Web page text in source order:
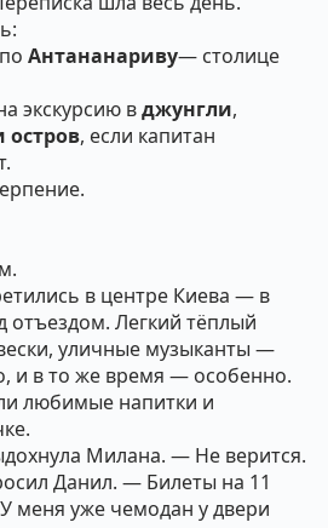
Антананариву— столице
экскурсию вджунгли,
остров, если капитан
в центре Киева — в
отъездом. Легкий тёплый
уличные музыканты —
и в то же время — особенно.
любимые напитки и
Милана. — Не верится.
Данил. — Билеты на 11
меня уже чемодан у двери